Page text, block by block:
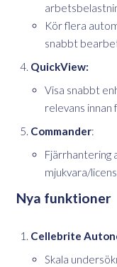
Kör flera
snabbt
QuickView:
Visa snabbt
relevans innan
Commander:
Fjärrhantering
mjukvara/
Nya funktioner
Cellebrite
Skala